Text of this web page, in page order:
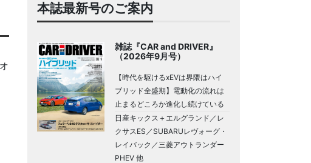
本誌最新号のご案内
雑誌『CAR and DRIVER』
（2026年9月号）
【時代を駆けるxEVは界隈はハイ
ブリッド全盛期】電動化の流れは
止まるどころか進化し続けている
日産キックス＋エルグランド／レ
クサスES／SUBARUレヴォーグ・
レイバック／三菱アウトランダー
PHEV 他